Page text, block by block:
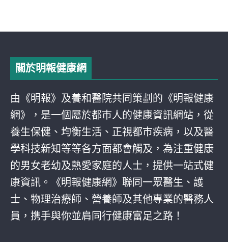
關於明報健康網
由《明報》及養和醫院共同策劃的《明報健康
網》，是一個屬於都巿人的健康資訊網站，從
養生保健、均衡生活、正視都巿疾病，以及醫
學科技新知等等各方面都會觸及，為注重健康
的男女老幼及熱愛家庭的人士，提供一站式健
康資訊。《明報健康網》聯同一眾醫生、護
士、物理治療師、營養師及其他專業的醫務人
員，携手與你並肩同行健康富足之路！